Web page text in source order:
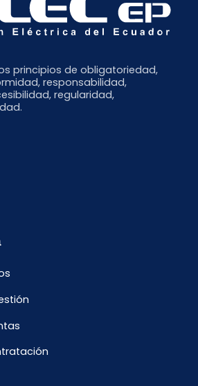
principios de obligatoriedad,
responsabilidad,
regularidad,